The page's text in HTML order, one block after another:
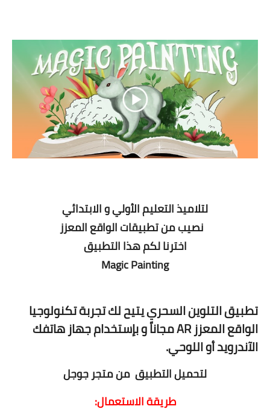
لتلاميذ التعليم الأولي و الابتدائي
نصيب من تطبيقات الواقع المعزز
اخترنا لكم هذا التطبيق
Magic Painting
تطبيق التلوين السحري يتيح لك تجربة تكنولوجيا
الواقع المعزز AR مجاناً و بإستخدام جهاز هاتفك
الآندرويد أو اللوحي.
لتحميل التطبيق من متجر جوجل
طريقة الاستعمال: